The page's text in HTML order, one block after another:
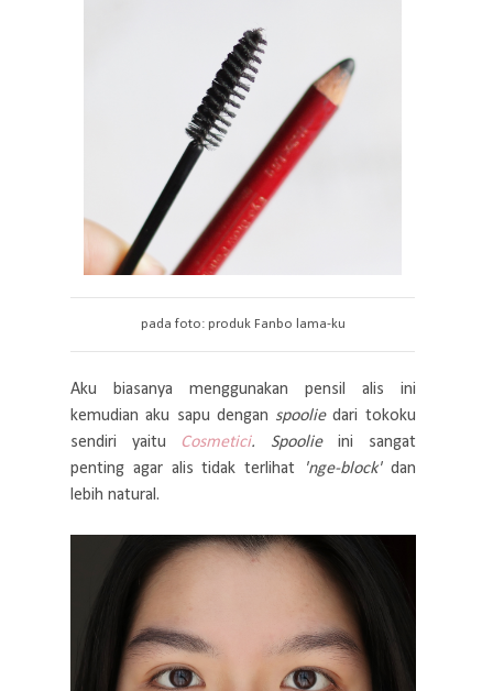
pada foto: produk Fanbo lama-ku
Aku biasanya menggunakan pensil alis ini
kemudian aku sapu dengan spooliedari tokoku
sendiri yaitu Cosmetici. Spoolie ini sangat
penting agar alis tidak terlihat
'nge-block' dan
lebih natural.